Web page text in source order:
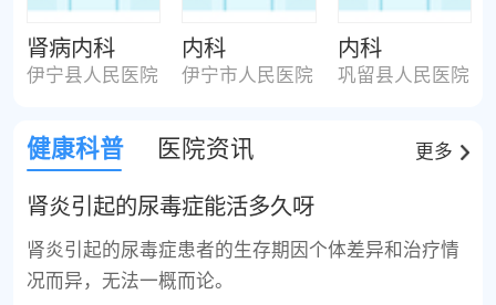
肾病内科
伊宁县人民医院
内科
伊宁市人民医院
内科
巩留县人民医院
健康科普 医院资讯 更多
肾炎引起的尿毒症能活多久呀
肾炎引起的尿毒症患者的生存期因个体差异和治疗情
况而异，无法一概而论。